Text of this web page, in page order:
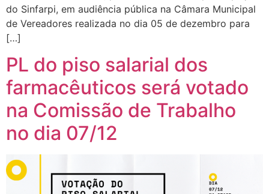
do Sinfarpi, em audiência pública na Câmara Municipal
de Vereadores realizada no dia 05 de dezembro para
[…]
PL do piso salarial dos
farmacêuticos será votado
na Comissão de Trabalho
no dia 07/12